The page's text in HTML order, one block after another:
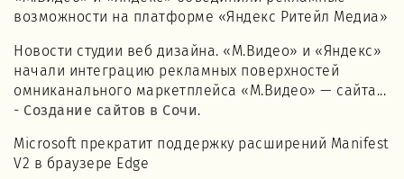
возможности на платформе «Яндекс Ритейл Медиа»
Новости студии веб дизайна. «М.Видео» и «Яндекс»
начали интеграцию рекламных поверхностей
омниканального маркетплейса «М.Видео» — сайта...
- Создание сайтов в Сочи.
Microsoft прекратит поддержку расширений Manifest
V2 в браузере Edge